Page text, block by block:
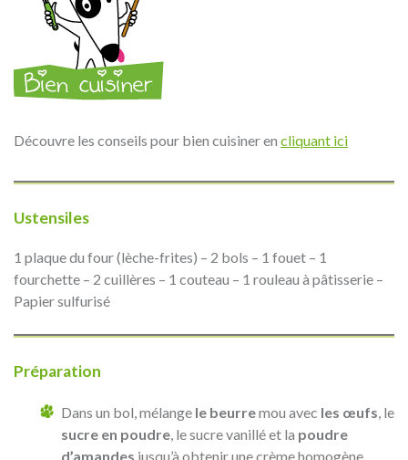
Découvre les conseils pour bien cuisiner en cliquant ici
Ustensiles
1 plaque du four (lèche-frites) – 2 bols – 1 fouet – 1
fourchette – 2 cuillères – 1 couteau – 1 rouleau à pâtisserie –
Papier sulfurisé
Préparation
Dans un bol, mélange le beurremou avec les œufs , le
sucre en poudre , le sucre vanillé et la poudre
d’amandes jusqu’à obtenir une crème homogène.